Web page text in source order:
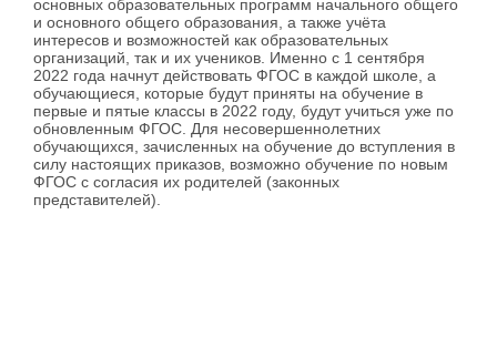
основных образовательных программ начального общего
и основного общего образования, а также учёта
интересов и возможностей как образовательных
организаций, так и их учеников. Именно с 1 сентября
2022 года начнут действовать ФГОС в каждой школе, а
обучающиеся, которые будут приняты на обучение в
первые и пятые классы в 2022 году, будут учиться уже по
обновленным ФГОС. Для несовершеннолетних
обучающихся, зачисленных на обучение до вступления в
силу настоящих приказов, возможно обучение по новым
ФГОС с согласия их родителей (законных
представителей).